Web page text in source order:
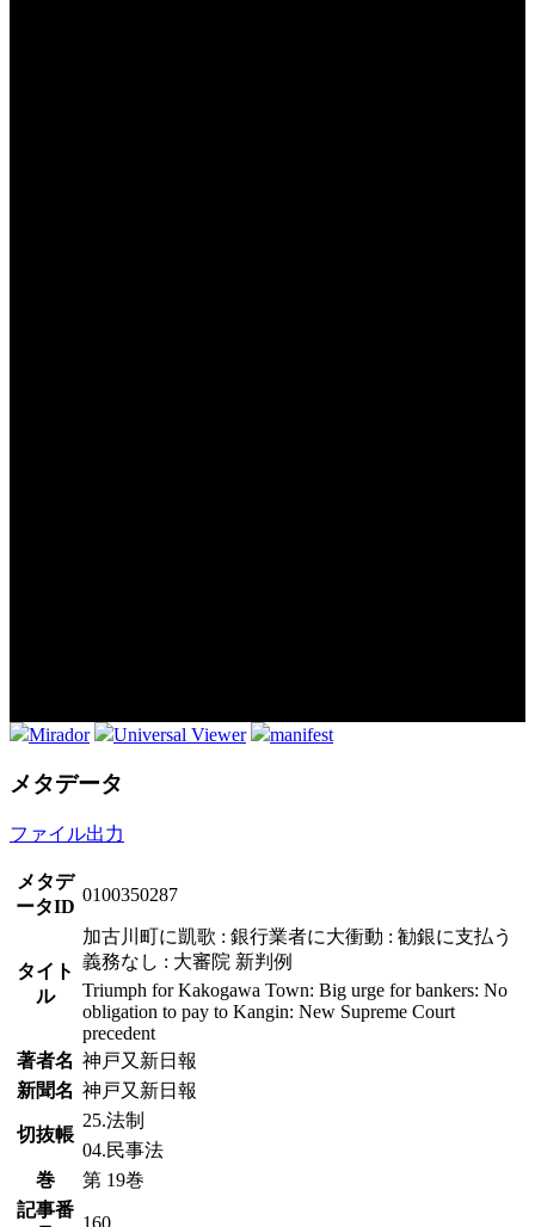
Mirador Universal Viewer manifest
メタデータ
ファイル出力
メタデ
ータID
0100350287
タイト
ル
加古川町に凱歌 : 銀行業者に大衝動 : 勧銀に支払う
義務なし : 大審院 新判例
Triumph for Kakogawa Town: Big urge for bankers: No
obligation to pay to Kangin: New Supreme Court
precedent
著者名 神戸又新日報
新聞名 神戸又新日報
切抜帳
25.法制
04.民事法
巻
第 19巻
記事番
160